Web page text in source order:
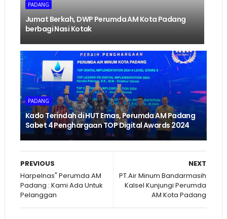
PADANG
Jumat Berkah, DWP Perumda AM Kota Padang
berbagi Nasi Kotak
PADANG
Kado Terindah di HUT Emas, Perumda AM Padang
Sabet 4 Penghargaan TOP Digital Awards 2024
NEXT
PT.Air Minum Bandarmasih
Kalsel Kunjungi Perumda
AM Kota Padang
PREVIOUS
Harpelnas" Perumda AM
Padang : Kami Ada Untuk
Pelanggan